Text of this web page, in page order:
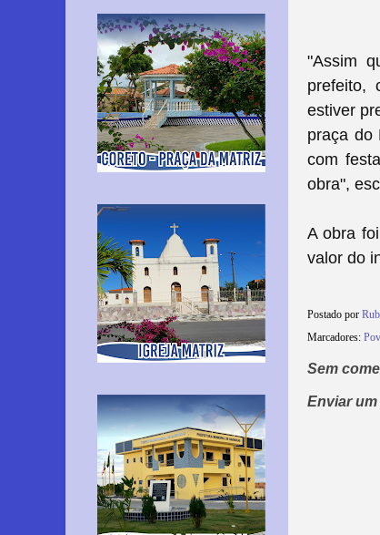
"Assim
prefeito,
estiver
praça do
com
obra",
A obra
valor do
Postado por
Marcadores:
Sem
Enviar